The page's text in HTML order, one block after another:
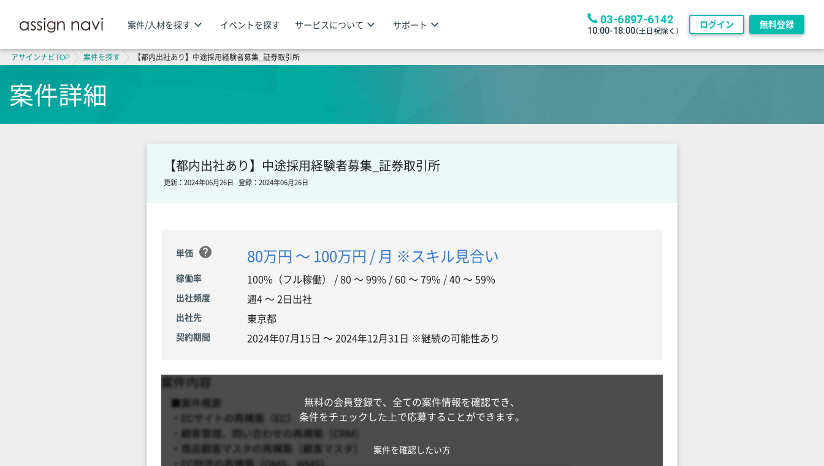
案件/人材を探す keyboard_arrow_down イベントを探す サービスについて keyboard_arrow_down サポート keyboard_arrow_down 03-6897-6142
10:00-18:00（土日祝除く）
ログイン 無料登録
アサインナビTOP 案件を探す 【都内出社あり】中途採用経験者募集_証券取引所
案件詳細
【都内出社あり】中途採用経験者募集_証券取引所
更新：2024年06月26日 登録：2024年06月26日
単価 help 80万円 〜 100万円 / 月 ※スキル見合い
稼働率 100%（フル稼働） / 80 〜 99% / 60 〜 79% / 40 〜 59%
出社頻度 週4 〜 2日出社
出社先 東京都
契約期間 2024年07月15日 〜 2024年12月31日 ※継続の可能性あり
無料の会員登録で、全ての案件情報を確認でき、
条件をチェックした上で応募することができます。
案件を確認したい方